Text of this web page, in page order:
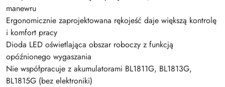
manewru
Ergonomicznie zaprojektowana rękojeść daje większą kontrolę
i komfort pracy
Dioda LED oświetlająca obszar roboczy z funkcją
opóźnionego wygaszania
Nie współpracuje z akumulatorami BL1811G, BL1813G,
BL1815G (bez elektroniki)